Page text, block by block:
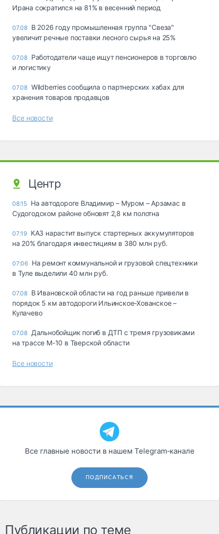
Ирана сократился на 81% в весенний период
07.08 В 2026 году промышленная группа "Свеза"
увеличит речные поставки лесного сырья на 25%
07.08 Работодатели чаще ищут пенсионеров в торговлю
и логистику
07.08 Wildberries сообщила о партнерских хабах для
хранения товаров продавцов
Все новости
Центр
08:15 На автодороге Владимир – Муром – Арзамас в
Судогодском районе обновят 2,8 км полотна
07:19 КАЗ нарастит выпуск стартерных аккумуляторов
на 20% благодаря инвестициям в 380 млн руб.
07:06 На ремонт коммунальной и грузовой спецтехники
в Туле выделили 40 млн руб.
07.08 В Ивановской области на год раньше привели в
порядок 5 км автодороги Ильинское-Хованское –
Кулачево
07.08 Дальнобойщик погиб в ДТП с тремя грузовиками
на трассе М-10 в Тверской области
Все новости
Все главные новости в нашем Telegram‑канале
ПОДПИСАТЬСЯ
Публикации по теме